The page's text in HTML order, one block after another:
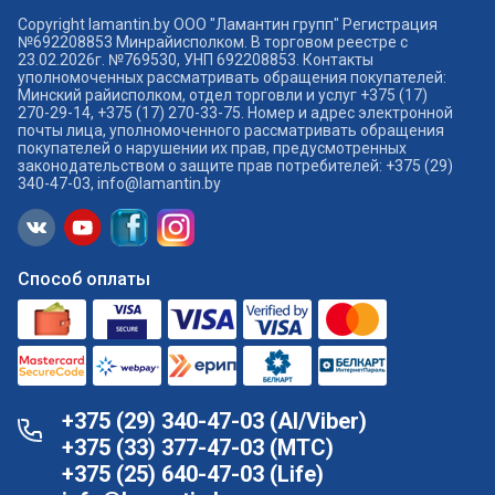
Copyright lamantin.by ООО "Ламантин групп" Регистрация
№692208853 Минрайисполком. В торговом реестре с
23.02.2026г. №769530, УНП 692208853. Контакты
уполномоченных рассматривать обращения покупателей:
Минский райисполком, отдел торговли и услуг +375 (17)
270-29-14, +375 (17) 270-33-75. Номер и адрес электронной
почты лица, уполномоченного рассматривать обращения
покупателей о нарушении их прав, предусмотренных
законодательством о защите прав потребителей: +375 (29)
340-47-03, info@lamantin.by
Способ оплаты
+375 (29) 340-47-03 (АI/Viber)
+375 (33) 377-47-03 (МТС)
+375 (25) 640-47-03 (Life)